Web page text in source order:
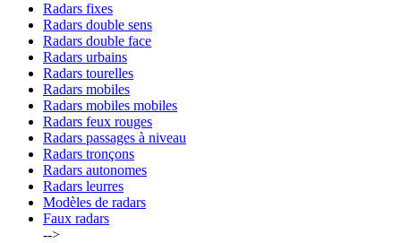
Radars fixes
Radars double sens
Radars double face
Radars urbains
Radars tourelles
Radars mobiles
Radars mobiles mobiles
Radars feux rouges
Radars passages à niveau
Radars tronçons
Radars autonomes
Radars leurres
Modèles de radars
Faux radars
-->